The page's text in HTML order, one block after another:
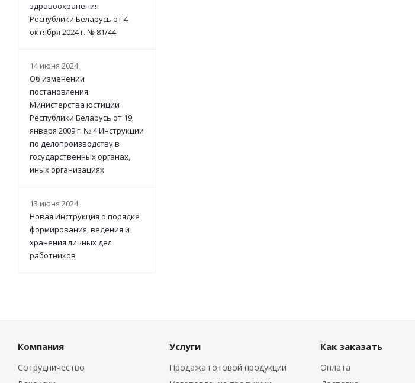
здравоохранения
Республики Беларусь от 4
октября 2024 г. № 81/44
14 июня 2024
Об изменении
постановления
Министерства юстиции
Республики Беларусь от 19
января 2009 г. № 4 Инструкции
по делопроизводству в
государственных органах,
иных организациях
13 июня 2024
Новая Инструкция о порядке
формирования, ведения и
хранения личных дел
работников
Компания
Сотрудничество
Услуги
Продажа готовой продукции
Как заказать
Оплата